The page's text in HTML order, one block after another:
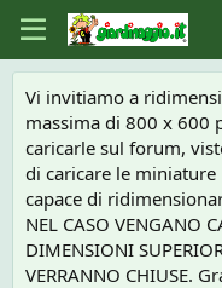
Vi invitiamo a
massima di 800 x 600
caricarle sul forum,
di caricare le miniature
capace di
NEL CASO VENGANO
DIMENSIONI
VERRANNO CHIUSE.